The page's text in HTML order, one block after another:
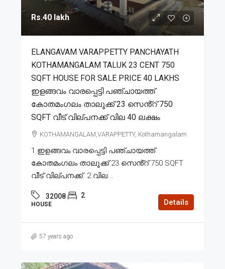
Rs.40 lakh
ELANGAVAM VARAPPETTY PANCHAYATH
KOTHAMANGALAM TALUK 23 CENT 750
SQFT HOUSE FOR SALE PRICE 40 LAKHS
ഇളങ്ങവം വാരപ്പെട്ടി പഞ്ചായത്ത്
കോതമംഗലം താലൂക്ക് 23 സെൻ്റ് 750
SQFT വീട് വില്പനക്ക് വില 40 ലക്ഷം
KOTHAMANGALAM,VARAPPETTY, Kothamangalam
1.ഇളങ്ങവം വാരപ്പെട്ടി പഞ്ചായത്ത്
കോതമംഗലം താലൂക്ക് 23 സെൻ്റ് 750 SQFT
വീട് വില്പനക്ക്. 2.വില...
32008 2
HOUSE Details
57 years ago